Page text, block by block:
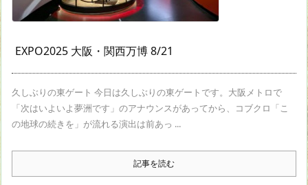
EXPO2025 大阪・関西万博 8/21
久しぶりの東ゲート 今日は久しぶりの東ゲートです。大阪メトロで
「次はいよいよ夢洲です」のアナウンスがあってから、コブクロ「こ
の地球の続きを」が流れる演出は前あっ ...
記事を読む